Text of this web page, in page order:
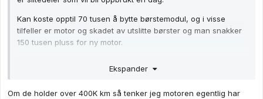
Kan koste opptil 70 tusen å bytte børstemodul, og i visse
tilfeller er motor og skadet av utslitte børster og man snakker
150 tusen pluss for ny motor.
sundt å service den gamle motoren så det er lurt isåfall. Kan
Ekspander
Om de holder over 400K km så tenker jeg motoren egentlig har